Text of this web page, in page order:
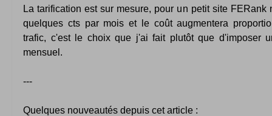
La tarification est sur mesure, pour un petit site FERank
quelques cts par mois et le coût augmentera
trafic, c'est le choix que j'ai fait plutôt que d'imposer
mensuel.
---
Quelques nouveautés depuis cet article :